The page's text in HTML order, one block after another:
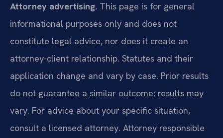
Attorney advertising. This page is for general
informational purposes only and does not
constitute legal advice, nor does it create an
attorney-client relationship. Statutes and their
application change and vary by case. Prior results
do not guarantee a similar outcome; results may
vary. For advice about your specific situation,
consult a licensed attorney. Attorney responsible